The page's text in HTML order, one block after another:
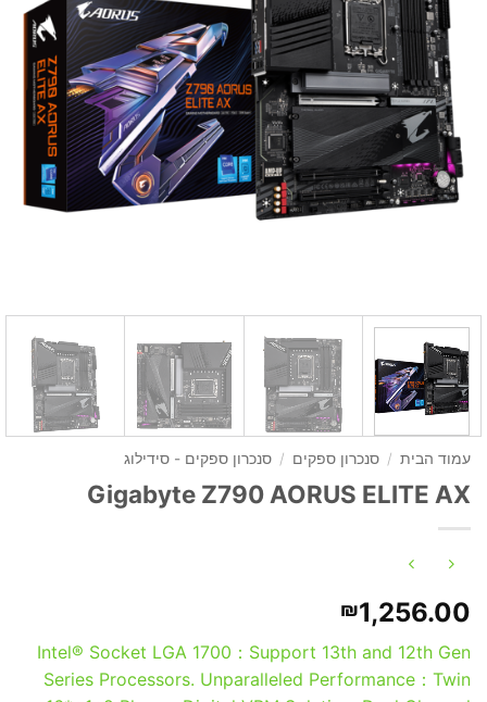
עמוד הבית / סנכרון ספקים / סנכרון ספקים - סידילוג
Gigabyte Z790 AORUS ELITE AX
₪1,256.00
Intel® Socket LGA 1700：Support 13th and 12th Gen
Series Processors. Unparalleled Performance：Twin